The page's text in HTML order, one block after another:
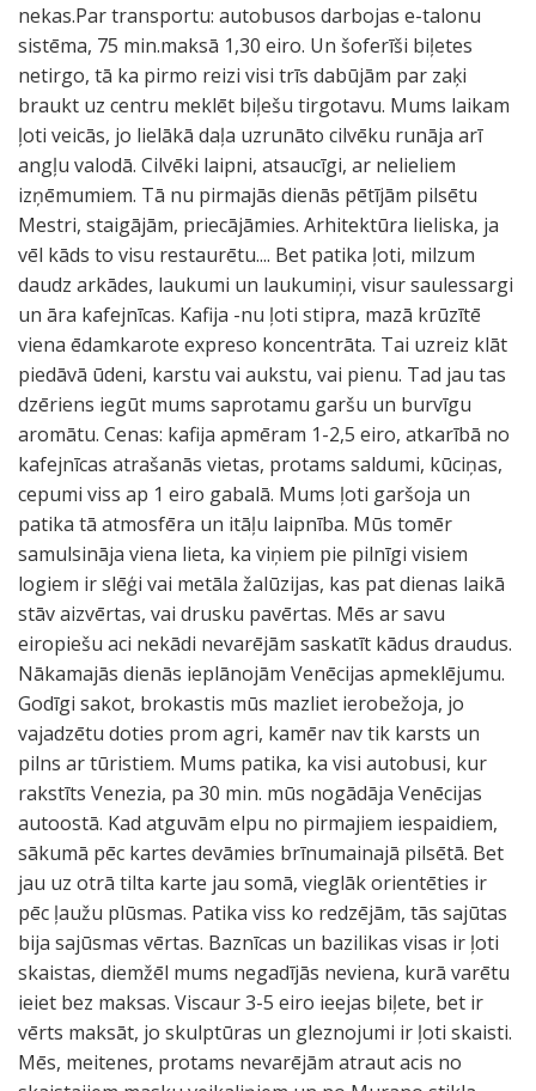
nekas.Par transportu: autobusos darbojas e-talonu
sistēma, 75 min.maksā 1,30 eiro. Un šoferīši biļetes
netirgo, tā ka pirmo reizi visi trīs dabūjām par zaķi
braukt uz centru meklēt biļešu tirgotavu. Mums laikam
ļoti veicās, jo lielākā daļa uzrunāto cilvēku runāja arī
angļu valodā. Cilvēki laipni, atsaucīgi, ar nelieliem
izņēmumiem. Tā nu pirmajās dienās pētījām pilsētu
Mestri, staigājām, priecājāmies. Arhitektūra lieliska, ja
vēl kāds to visu restaurētu.... Bet patika ļoti, milzum
daudz arkādes, laukumi un laukumiņi, visur saulessargi
un āra kafejnīcas. Kafija -nu ļoti stipra, mazā krūzītē
viena ēdamkarote expreso koncentrāta. Tai uzreiz klāt
piedāvā ūdeni, karstu vai aukstu, vai pienu. Tad jau tas
dzēriens iegūt mums saprotamu garšu un burvīgu
aromātu. Cenas: kafija apmēram 1-2,5 eiro, atkarībā no
kafejnīcas atrašanās vietas, protams saldumi, kūciņas,
cepumi viss ap 1 eiro gabalā. Mums ļoti garšoja un
patika tā atmosfēra un itāļu laipnība. Mūs tomēr
samulsināja viena lieta, ka viņiem pie pilnīgi visiem
logiem ir slēģi vai metāla žalūzijas, kas pat dienas laikā
stāv aizvērtas, vai drusku pavērtas. Mēs ar savu
eiropiešu aci nekādi nevarējām saskatīt kādus draudus.
Nākamajās dienās ieplānojām Venēcijas apmeklējumu.
Godīgi sakot, brokastis mūs mazliet ierobežoja, jo
vajadzētu doties prom agri, kamēr nav tik karsts un
pilns ar tūristiem. Mums patika, ka visi autobusi, kur
rakstīts Venezia, pa 30 min. mūs nogādāja Venēcijas
autoostā. Kad atguvām elpu no pirmajiem iespaidiem,
sākumā pēc kartes devāmies brīnumainajā pilsētā. Bet
jau uz otrā tilta karte jau somā, vieglāk orientēties ir
pēc ļaužu plūsmas. Patika viss ko redzējām, tās sajūtas
bija sajūsmas vērtas. Baznīcas un bazilikas visas ir ļoti
skaistas, diemžēl mums negadījās neviena, kurā varētu
ieiet bez maksas. Viscaur 3-5 eiro ieejas biļete, bet ir
vērts maksāt, jo skulptūras un gleznojumi ir ļoti skaisti.
Mēs, meitenes, protams nevarējām atraut acis no